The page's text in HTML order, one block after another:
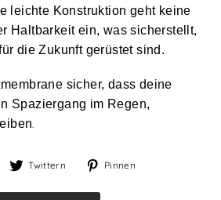
leichte Konstruktion geht keine
Haltbarkeit ein, was sicherstellt,
die Zukunft gerüstet sind.
sicher, dass deine
Spaziergang im Regen,
.
Auf
teilen
Twittern
Auf
twittern
Pinnen